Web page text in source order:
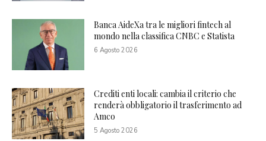
Banca AideXa tra le migliori fintech al
mondo nella classifica CNBC e Statista
6 Agosto 2026
Crediti enti locali: cambia il criterio che
renderà obbligatorio il trasferimento ad
Amco
5 Agosto 2026